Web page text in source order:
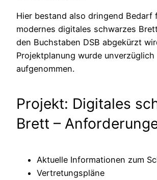
Hier bestand also dringend Bedarf
modernes digitales schwarzes
den Buchstaben DSB abgekürzt
Projektplanung wurde unverzüglich
aufgenommen.
Projekt: Digitales
Brett –
Aktuelle Informationen zum
Vertretungspläne